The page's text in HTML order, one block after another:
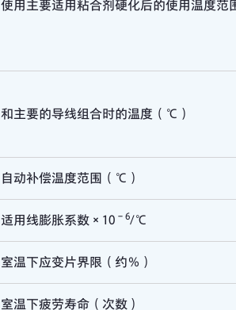
使用主要适用粘合剂硬化后的使用温度
和主要的导线组合时的温度（℃）
自动补偿温度范围（℃）
适用线膨胀系数×10 －6/℃
室温下应变片界限（约％）
室温下疲劳寿命（次数）